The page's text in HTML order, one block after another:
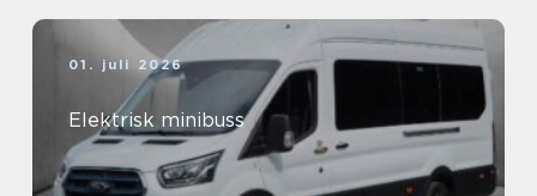
01. juli 2026
Elektrisk minibuss